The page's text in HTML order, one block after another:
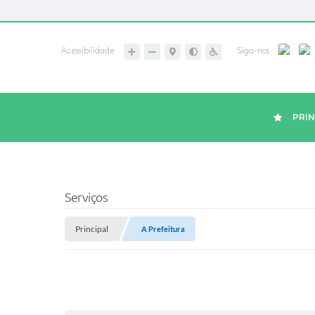
Acessibilidade Siga-nos
Serviços
Principal A Prefeitura